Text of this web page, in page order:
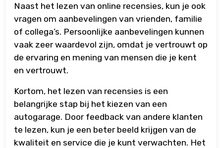
Naast het lezen van online recensies, kun je ook
vragen om aanbevelingen van vrienden, familie
of collega’s. Persoonlijke aanbevelingen kunnen
vaak zeer waardevol zijn, omdat je vertrouwt op
de ervaring en mening van mensen die je kent
en vertrouwt.
Kortom, het lezen van recensies is een
belangrijke stap bij het kiezen van een
autogarage. Door feedback van andere klanten
te lezen, kun je een beter beeld krijgen van de
kwaliteit en service die je kunt verwachten. Het